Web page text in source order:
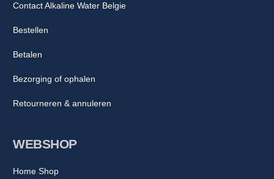
WEBSHOP
Home Shop
Contact Alkaline Water Belgie
Bestellen
Betalen
Bezorging of ophalen
Retourneren & annuleren